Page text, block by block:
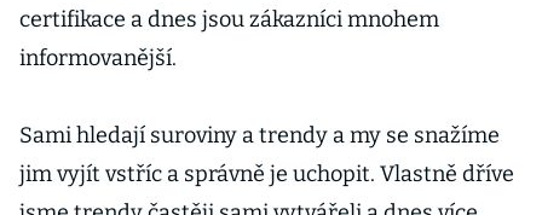
certifikace a dnes jsou zákazníci mnohem
informovanější.
Sami hledají suroviny a trendy a my se snažíme
jim vyjít vstříc a správně je uchopit. Vlastně dříve